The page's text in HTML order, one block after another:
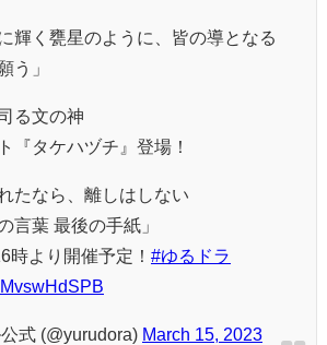
輝く甕星のように、皆の導となる
う」
る文の神
『タケハヅチ』登場！
たなら、離しはしない
言葉 最後の手紙」
時より開催予定！ #ゆるドラ
式 (@yurudora) March 15, 2023